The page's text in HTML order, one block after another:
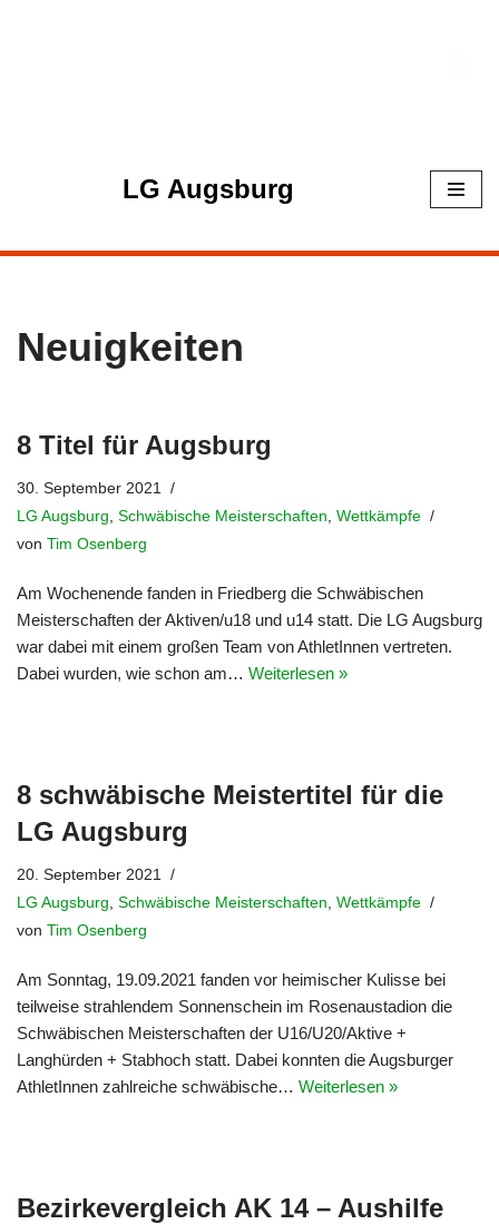
LG Augsburg
Neuigkeiten
8 Titel für Augsburg
30. September 2021
LG Augsburg Schwäbische Meisterschaften Wettkämpfe
von Tim Osenberg
Am Wochenende fanden in Friedberg die Schwäbischen
Meisterschaften der Aktiven/u18 und u14 statt. Die LG Augsburg
war dabei mit einem großen Team von AthletInnen vertreten.
Dabei wurden, wie schon am… Weiterlesen »
8 schwäbische Meistertitel für die
LG Augsburg
20. September 2021
LG Augsburg Schwäbische Meisterschaften Wettkämpfe
von Tim Osenberg
Am Sonntag, 19.09.2021 fanden vor heimischer Kulisse bei
teilweise strahlendem Sonnenschein im Rosenaustadion die
Schwäbischen Meisterschaften der U16/U20/Aktive +
Langhürden + Stabhoch statt. Dabei konnten die Augsburger
AthletInnen zahlreiche schwäbische… Weiterlesen »
Bezirkevergleich AK 14 – Aushilfe